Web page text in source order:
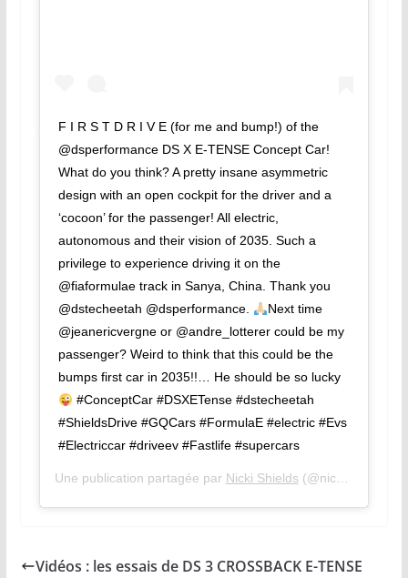
F I R S T D R I V E (for me and bump!) of the
@dsperformance DS X E-TENSE Concept Car!
What do you think? A pretty insane asymmetric
design with an open cockpit for the driver and a
‘cocoon’ for the passenger! All electric,
autonomous and their vision of 2035. Such a
privilege to experience driving it on the
@fiaformulae track in Sanya, China. Thank you
@dstecheetah @dsperformance.
Next time
@jeanericvergne or @andre_lotterer could be my
passenger? Weird to think that this could be the
bumps first car in 2035!!… He should be so lucky
#ConceptCar #DSXETense #dstecheetah
#ShieldsDrive #GQCars #FormulaE #electric #Evs
#Electriccar #driveev #Fastlife #supercars
Une publication partagée par Nicki Shields (@nickishields) le
Vidéos : les essais de DS 3 CROSSBACK E-TENSE